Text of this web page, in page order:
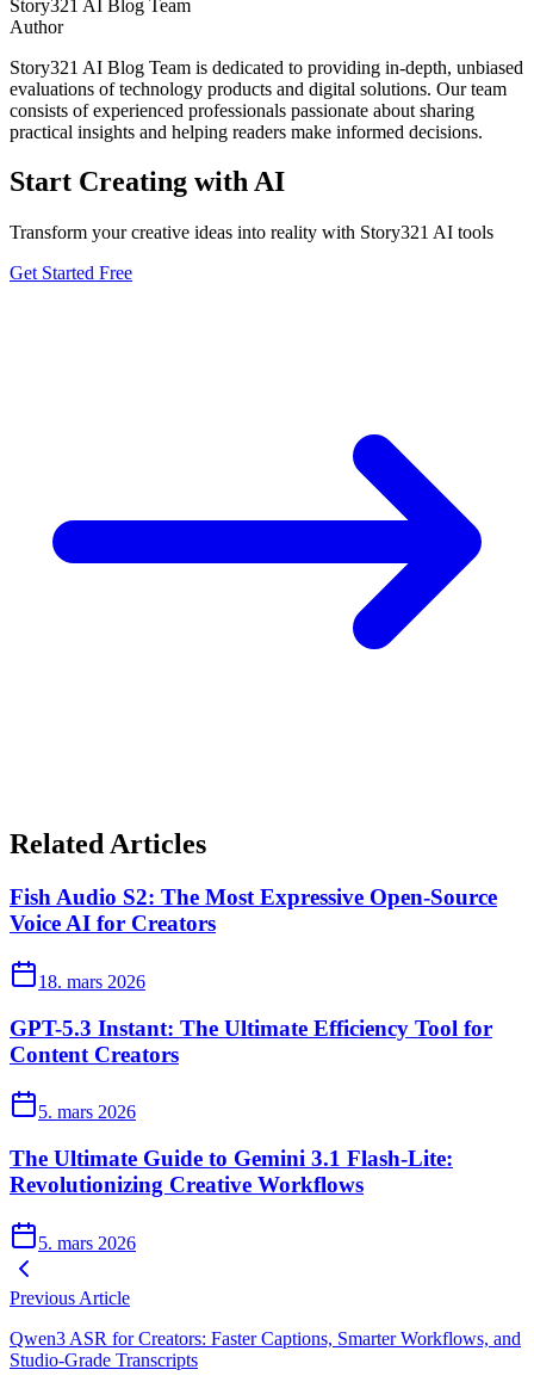
Story321 AI Blog Team
Author
Story321 AI Blog Team is dedicated to providing in-depth, unbiased
evaluations of technology products and digital solutions. Our team
consists of experienced professionals passionate about sharing
practical insights and helping readers make informed decisions.
Start Creating with AI
Transform your creative ideas into reality with Story321 AI tools
Get Started Free
Related Articles
Fish Audio S2: The Most Expressive Open-Source
Voice AI for Creators
18. mars 2026
GPT-5.3 Instant: The Ultimate Efficiency Tool for
Content Creators
5. mars 2026
The Ultimate Guide to Gemini 3.1 Flash-Lite:
Revolutionizing Creative Workflows
5. mars 2026
Previous Article
Qwen3 ASR for Creators: Faster Captions, Smarter Workflows, and
Studio‑Grade Transcripts